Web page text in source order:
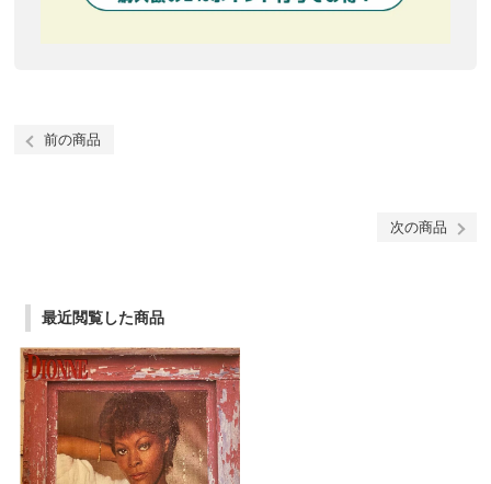
前の商品
次の商品
最近閲覧した商品